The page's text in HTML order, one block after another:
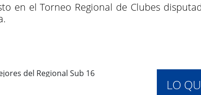
en el Torneo Regional de Clubes
LO